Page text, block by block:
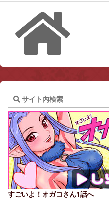
すごいよ！オガコさん1話へ